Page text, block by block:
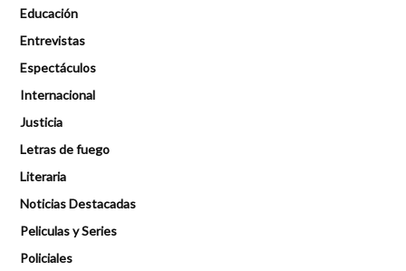
Educación
Entrevistas
Espectáculos
Internacional
Justicia
Letras de fuego
Literaria
Noticias Destacadas
Peliculas y Series
Policiales